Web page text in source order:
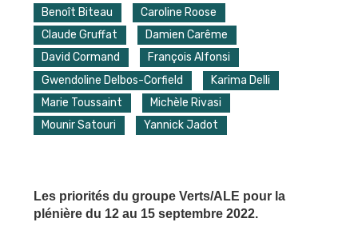
Benoît Biteau
Caroline Roose
Claude Gruffat
Damien Carême
David Cormand
François Alfonsi
Gwendoline Delbos-Corfield
Karima Delli
Marie Toussaint
Michèle Rivasi
Mounir Satouri
Yannick Jadot
Les priorités du groupe Verts/ALE pour la
plénière du 12 au 15 septembre 2022.